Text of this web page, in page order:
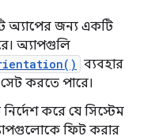
অ্যাপের জন্য একটি
অ্যাপগুলি
ব্যবহার
করতে পারে।
নির্দেশ করে যে সিস্টেম
ফিট করার